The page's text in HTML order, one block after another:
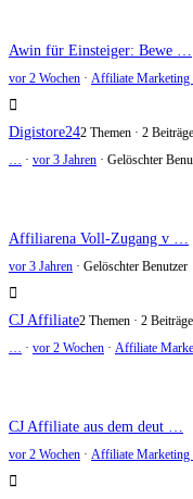
Awin für Einsteiger: Bewe …
vor 2 Wochen · Affiliate Marketing
Digistore242 Themen · 2 Beiträge
… · vor 3 Jahren · Gelöschter
Affiliarena Voll-Zugang v …
vor 3 Jahren · Gelöschter Benutzer
CJ Affiliate2 Themen · 2 Beiträge
… · vor 2 Wochen · Affiliate
CJ Affiliate aus dem deut …
vor 2 Wochen · Affiliate Marketing